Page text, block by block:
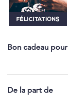
Bon cadeau pour
De la part de